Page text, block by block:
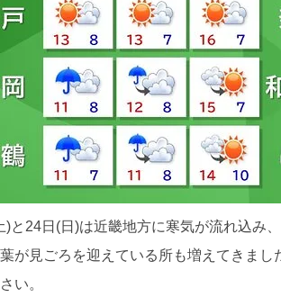
)と24日(日)は近畿地方に寒気が流れ込み
が見ごろを迎えている所も増えてきま
い。